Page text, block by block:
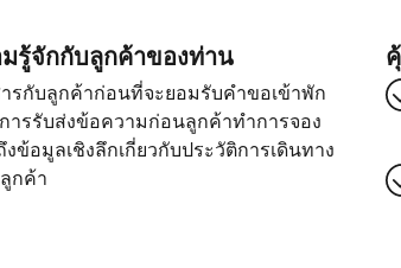
รู้จักกับลูกค้าของท่าน
รกับลูกค้าก่อนที่จะยอมรับคำขอเข้าพัก
ารรับส่งข้อความก่อนลูกค้าทำการจอง
งข้อมูลเชิงลึกเกี่ยวกับประวัติการเดินทาง
กค้า